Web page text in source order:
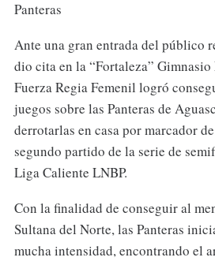
Panteras
Ante una gran entrada del público
dio cita en la “Fortaleza”
Fuerza Regia Femenil logró
juegos sobre las Panteras de
derrotarlas en casa por marcador
segundo partido de la serie de
Liga Caliente LNBP.
Con la finalidad de conseguir al
Sultana del Norte, las Panteras
mucha intensidad, encontrando el